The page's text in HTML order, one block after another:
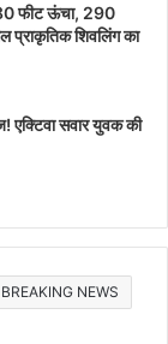
फीट ऊंचा, 290
प्राकृतिक शिवलिंग का
एक्टिवा सवार युवक की
BREAKING NEWS